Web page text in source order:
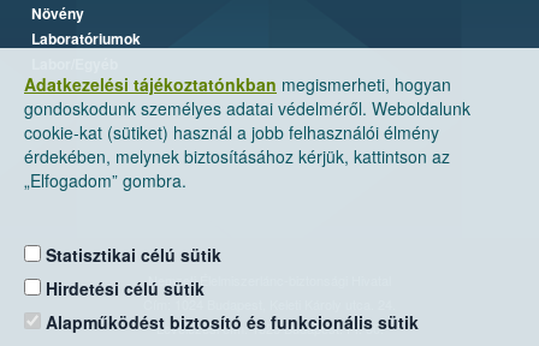
Adatkezelési tájékoztatónkban megismerheti, hogyan
gondoskodunk személyes adatai védelméről. Weboldalunk
cookie-kat (sütiket) használ a jobb felhasználói élmény
érdekében, melynek biztosításához kérjük, kattintson az
„Elfogadom” gombra.
Statisztikai célú sütik
Hirdetési célú sütik
Alapműködést biztosító és funkcionális sütik
Növény
Laboratóriumok
Nemzeti Élelmiszerlánc-biztonsági Hivatal
Levelezési cím: 1525 Budapest. Pf. 30.